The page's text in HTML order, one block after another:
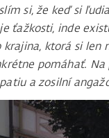
si, že keď si
ťažkosti, inde
krajina, ktorá si len
pomáhať. Na
a zosilní